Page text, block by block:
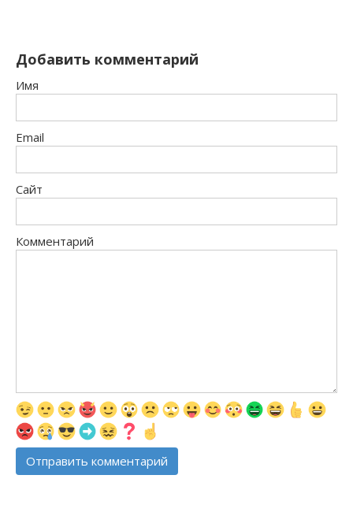
Добавить комментарий
Имя
Email
Сайт
Комментарий